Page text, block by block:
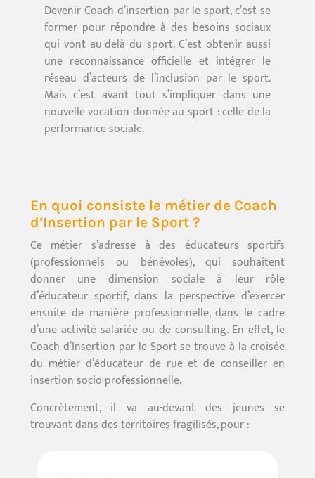
Devenir Coach d’insertion par le sport, c’est se
former pour répondre à des besoins sociaux
qui vont au-delà du sport. C’est obtenir aussi
une reconnaissance officielle et intégrer le
réseau d’acteurs de l’inclusion par le sport.
Mais c’est avant tout s’impliquer dans une
nouvelle vocation donnée au sport : celle de la
performance sociale.
En quoi consiste le métier de Coach
d’Insertion par le Sport ?
Ce métier s’adresse à des éducateurs sportifs
(professionnels ou bénévoles), qui souhaitent
donner une dimension sociale à leur rôle
d’éducateur sportif, dans la perspective d’exercer
ensuite de manière professionnelle, dans le cadre
d’une activité salariée ou de consulting. En effet, le
Coach d’Insertion par le Sport se trouve à la croisée
du métier d’éducateur de rue et de conseiller en
insertion socio-professionnelle.
Concrètement, il va au-devant des jeunes se
trouvant dans des territoires fragilisés, pour :